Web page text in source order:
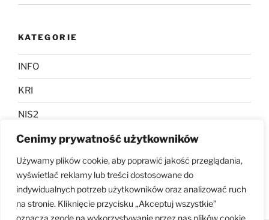
Cenimy prywatność użytkowników
Używamy plików cookie, aby poprawić jakość przeglądania,
wyświetlać reklamy lub treści dostosowane do
indywidualnych potrzeb użytkowników oraz analizować ruch
na stronie. Kliknięcie przycisku „Akceptuj wszystkie”
oznacza zgodę na wykorzystywanie przez nas plików cookie.
KATEGORIE
INFO
KRI
NIS2
RODO
UKSC